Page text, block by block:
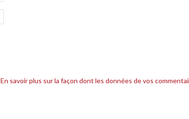
En savoir plus sur la façon dont les données de vos